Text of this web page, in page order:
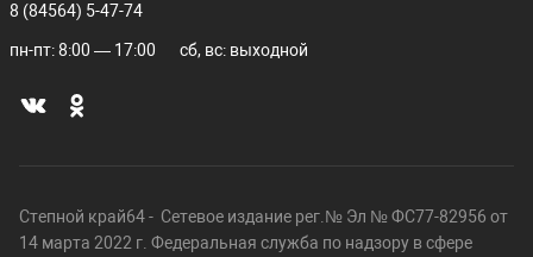
8 (84564) 5-47-74
пн-пт: 8:00 — 17:00 сб, вс: выходной
Степной край64 - Сетевое издание рег.№ Эл № ФС77-82956 от
14 марта 2022 г. Федеральная служба по надзору в сфере